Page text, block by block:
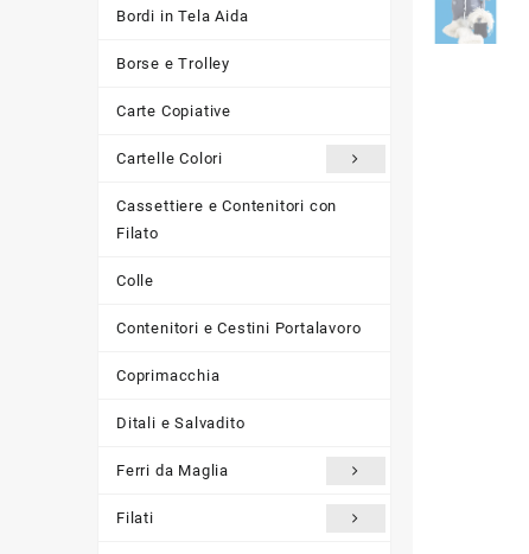
Bordi in Tela Aida
Borse e Trolley
Carte Copiative
Cartelle Colori
Cassettiere e Contenitori con
Filato
Colle
Contenitori e Cestini Portalavoro
Coprimacchia
Ditali e Salvadito
Ferri da Maglia
Filati